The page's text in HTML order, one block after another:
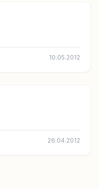
10.05.2012
26.04.2012